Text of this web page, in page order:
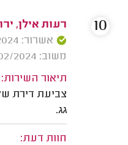
רעות אילן,
אשרור: 07/07/2024
משוב: 29/02/2024
תיאור השירות:
צביעת דירת
גג.
חוות דעת:
10